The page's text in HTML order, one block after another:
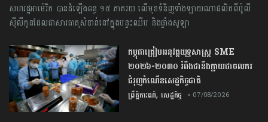
សហរដ្ឋអាម៉េរិក បានដំឡើងពន្ធ ១៥ ភាគរយ លើមុខទំនិញទាំងឡាយណាផលិតពីប៉ូលី
ស៊ីលីកូនដែលជាសារធាតុសំខាន់នៅក្នុងបន្ទះឈីប និងផ្ទាំងសូឡា
កម្ពុជា​ត្រៀមអនុវត្ត​យុទ្ធសាស្ត្រ​ ​SME​ ​
២០២៦​-​២០៣០​ រំពឹងថានឹងក្លាយ​ជា​ចលករ​
ជំរុញ​កំណើន​សេដ្ឋកិច្ច​ជាតិ​
ព្រឹត្តិការណ៍, សេដ្ឋកិច្ច • 07/08/2026